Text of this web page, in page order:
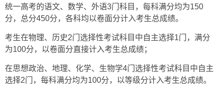
统一高考的语文、数学、外语3门科目， 每科满分均为150
分， 总分450分，各科均以卷面分计入考生总成绩。
考生在物理、历史2门选择性考试科目中自主选择1门， 满分
为100分，以卷面分直接计入考生总成绩；
在思想政治、地理、化学、生物学4门选择性考试科目中自主
选择2门， 每科满分均为100分，以等级分计入考生总成绩。